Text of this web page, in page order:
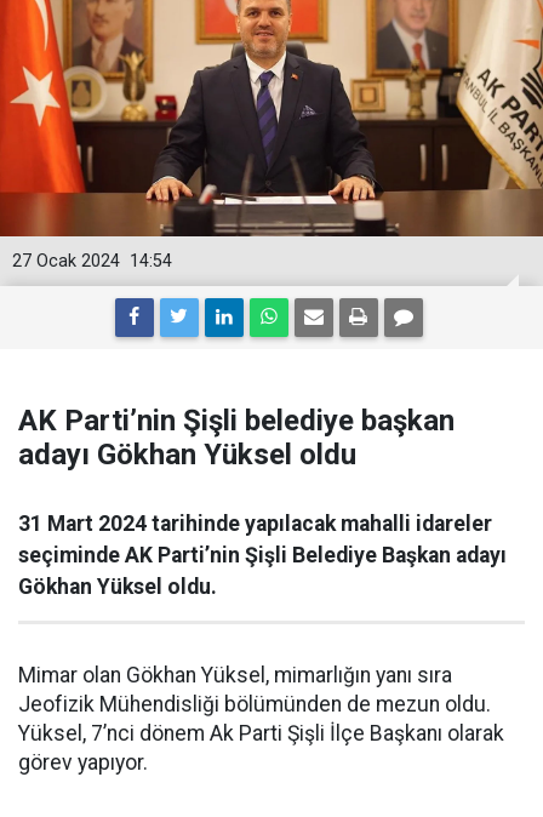
14:54
27 Ocak 2024
AK Parti’nin Şişli belediye başkan
adayı Gökhan Yüksel oldu
31 Mart 2024 tarihinde yapılacak mahalli idareler
seçiminde AK Parti’nin Şişli Belediye Başkan adayı
Gökhan Yüksel oldu.
Mimar olan Gökhan Yüksel, mimarlığın yanı sıra
Jeofizik Mühendisliği bölümünden de mezun oldu.
Yüksel, 7’nci dönem Ak Parti Şişli İlçe Başkanı olarak
görev yapıyor.